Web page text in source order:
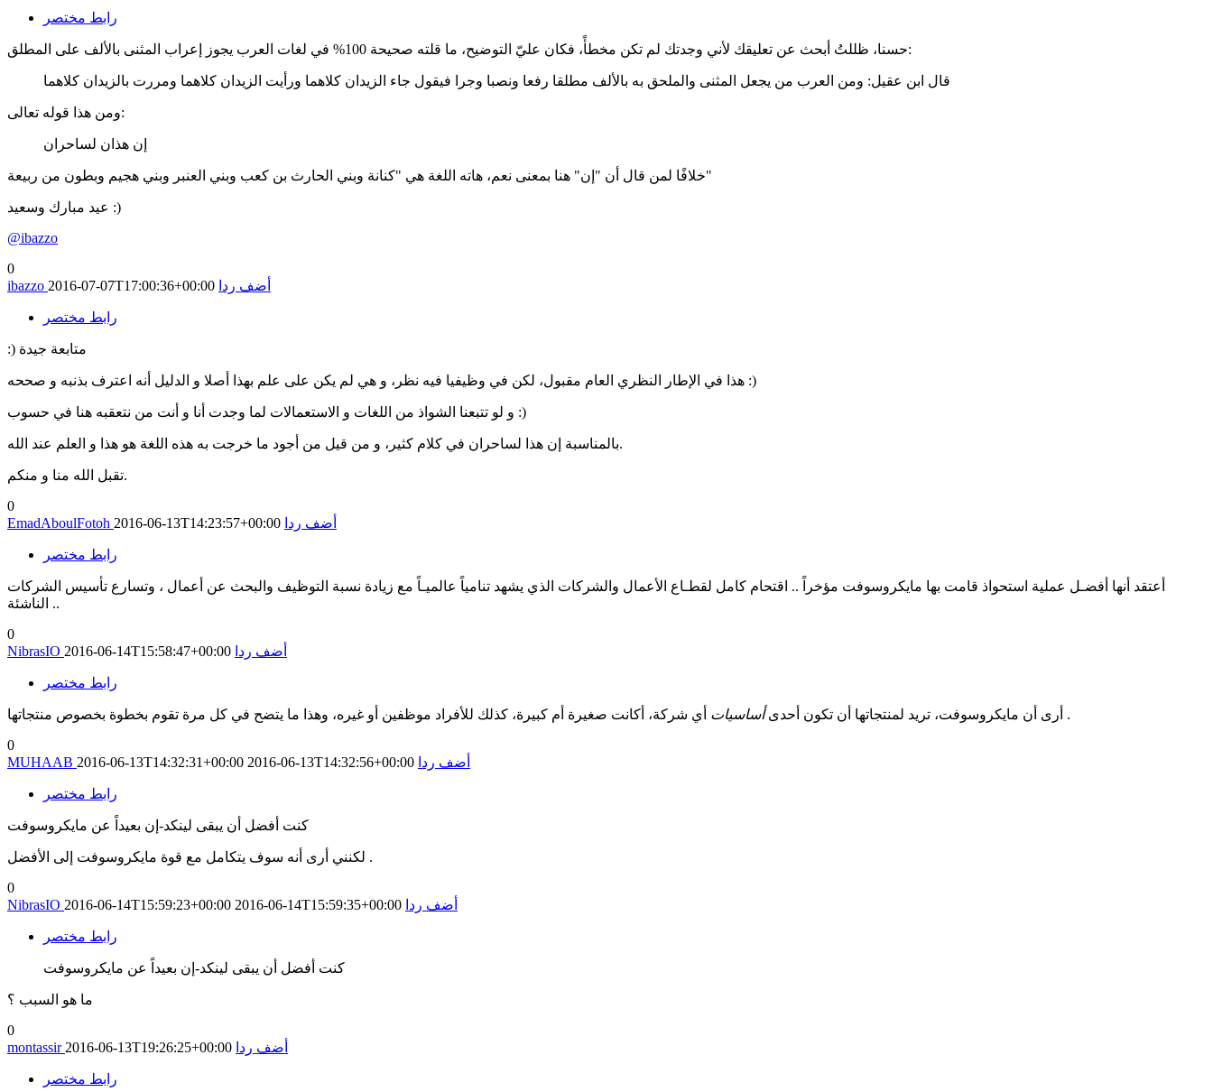
رابط مختصر
حسنا، ظللتُ أبحث عن تعليقك لأني وجدتك لم تكن مخطأً، فكان عليّ التوضيح، ما قلته صحيحة 100% في لغات العرب يجوز إعراب المثنى بالألف على المطلق:
قال ابن عقيل: ومن العرب من يجعل المثنى والملحق به بالألف مطلقا رفعا ونصبا وجرا فيقول جاء الزيدان كلاهما ورأيت الزيدان كلاهما ومررت بالزيدان كلاهما
ومن هذا قوله تعالى:
إن هذان لساحران
خلافًا لمن قال أن "إن" هنا بمعنى نعم، هاته اللغة هي "كنانة وبني الحارث بن كعب وبني العنبر وبني هجيم وبطون من ربيعة"
عيد مبارك وسعيد :)
@ibazzo
0
ibazzo 2016-07-07T17:00:36+00:00 أضف ردا
رابط مختصر
:) متابعة جيدة
هذا في الإطار النظري العام مقبول، لكن في وظيفيا فيه نظر، و هي لم يكن على علم بهذا أصلا و الدليل أنه اعترف بذنبه و صححه :)
و لو تتبعنا الشواذ من اللغات و الاستعمالات لما وجدت أنا و أنت من نتعقبه هنا في حسوب :)
بالمناسبة إن هذا لساحران في كلام كثير، و من قيل من أجود ما خرجت به هذه اللغة هو هذا و العلم عند الله.
تقبل الله منا و منكم.
0
EmadAboulFotoh 2016-06-13T14:23:57+00:00 أضف ردا
رابط مختصر
أعتقد أنها أفضـل عملية استحواذ قامت بها مايكروسوفت مؤخراً .. اقتحام كامل لقطـاع الأعمال والشركات الذي يشهد تنامياً عالميـاً مع زيادة نسبة التوظيف والبحث عن أعمال ، وتسارع تأسيس الشركات
الناشئة ..
0
NibrasIO 2016-06-14T15:58:47+00:00 أضف ردا
رابط مختصر
أرى أن مايكروسوفت، تريد لمنتجاتها أن تكون أحدىأساسيات
أي شركة، أكانت صغيرة أم كبيرة، كذلك للأفراد موظفين أو غيره، وهذا ما يتضح في كل مرة تقوم بخطوة بخصوص منتجاتها .
0
MUHAAB 2016-06-13T14:32:31+00:00 2016-06-13T14:32:56+00:00 أضف ردا
رابط مختصر
كنت أفضل أن يبقى لينكد-إن بعيداً عن مايكروسوفت
لكنني أرى أنه سوف يتكامل مع قوة مايكروسوفت إلى الأفضل .
0
NibrasIO 2016-06-14T15:59:23+00:00 2016-06-14T15:59:35+00:00 أضف ردا
رابط مختصر
كنت أفضل أن يبقى لينكد-إن بعيداً عن مايكروسوفت
ما هو السبب ؟
0
montassir 2016-06-13T19:26:25+00:00 أضف ردا
رابط مختصر